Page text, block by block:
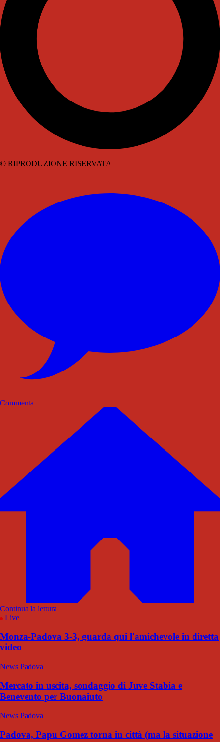
© RIPRODUZIONE RISERVATA
Commenta
Continua la lettura
Live
Monza-Padova 3-3, guarda qui l'amichevole in diretta
video
News Padova
Mercato in uscita, sondaggio di Juve Stabia e
Benevento per Buonaiuto
News Padova
Padova, Papu Gomez torna in città (ma la situazione